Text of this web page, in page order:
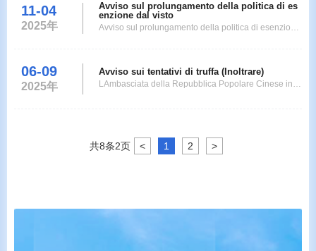
ardi o disguidi per la richiesta del visto. Gioved1Gen
naio 2026-Capodanno Marted6Gennaio 2026-Epifa
11-04
2025年
Avviso sul prolungamento della politica di es
enzione dal visto
Avviso sul prolungamento della politica di esenzione
na ha deciso di prolungare la politica di esenzione d
al vistoper 45 paesi, tra cui l'Italia, fino alle ore 24 del
06-09
2025年
Avviso sui tentativi di truffa (Inoltrare)
LAmbasciata della Repubblica Popolare Cinese in It
n mezzi illeciti.Si fingono dipendenti dellAmbasciata,
Consolati o Centri Visti Cin
共8条2页 < 1 2 >